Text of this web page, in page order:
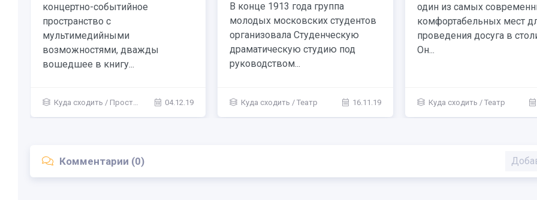
концертно-событийное
пространство с
мультимедийными
возможностями, дважды
вошедшее в книгу...
Куда сходить / Пространства 04.12.19
В конце 1913 года группа
молодых московских студентов
организовала Студенческую
драматическую студию под
руководством...
Куда сходить /Театр 16.11.19
один из самых
комфортабельных мест
проведения досуга в
Он...
Куда сходить / Театр
Комментарии (0)